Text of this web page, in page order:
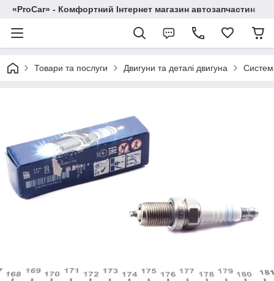
«ProCar» - Комфортний Інтернет магазин автозапчастин
Товари та послуги Двигуни та деталі двигуна